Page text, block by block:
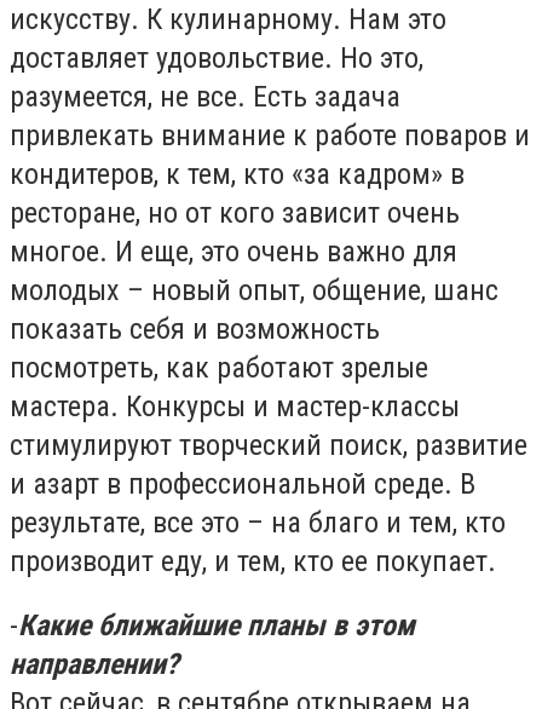
искусству. К кулинарному. Нам это
доставляет удовольствие. Но это,
разумеется, не все. Есть задача
привлекать внимание к работе поваров и
кондитеров, к тем, кто «за кадром» в
ресторане, но от кого зависит очень
многое. И еще, это очень важно для
молодых – новый опыт, общение, шанс
показать себя и возможность
посмотреть, как работают зрелые
мастера. Конкурсы и мастер-классы
стимулируют творческий поиск, развитие
и азарт в профессиональной среде. В
результате, все это – на благо и тем, кто
производит еду, и тем, кто ее покупает.
-Какие ближайшие планы в этом
направлении?